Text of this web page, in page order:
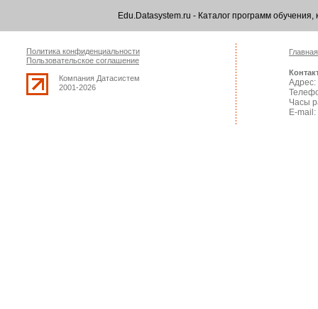
Edu.Datasystem.ru - Каталог программ
Политика конфиденциальности
Пользовательское соглашение
Компания Датасистем
2001-2026
Главная
Адрес:
Часы
E-mail: